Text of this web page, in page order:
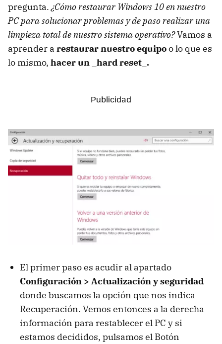
pregunta.¿Cómo restaurar Windows 10 en nuestro
PC para solucionar problemas y de paso realizar una
limpieza total de nuestro sistema operativo?Vamos a
aprender a restaurar nuestro equipoo lo que es
lo mismo, hacer un _hard reset_.
El primer paso es acudir al apartado
Configuración > Actualización y seguridad
donde buscamos la opción que nos indica
Recuperación. Vemos entonces a la derecha
información para restablecer el PC y si
estamos decididos, pulsamos el Botón